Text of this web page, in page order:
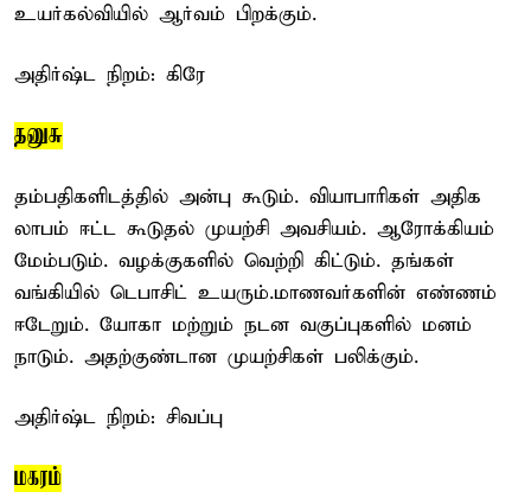
உயர்கல்வியில் ஆர்வம் பிறக்கும்.
அதிர்ஷ்ட நிறம்: கிரே
தனுசு
தம்பதிகளிடத்தில் அன்பு கூடும். வியாபாரிகள் அதிக
லாபம் ஈட்ட கூடுதல் முயற்சி அவசியம். ஆரோக்கியம்
மேம்படும். வழக்குகளில் வெற்றி கிட்டும். தங்கள்
வங்கியில் டெபாசிட் உயரும்.மாணவர்களின் எண்ணம்
ஈடேறும். யோகா மற்றும் நடன வகுப்புகளில் மனம்
நாடும். அதற்குண்டான முயற்சிகள் பலிக்கும்.
அதிர்ஷ்ட நிறம்: சிவப்பு
மகரம்